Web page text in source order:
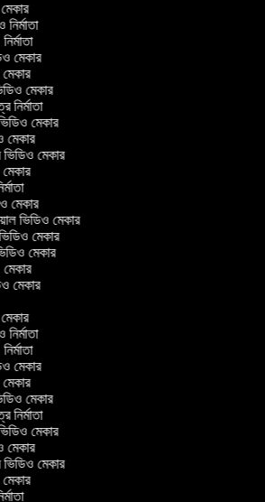
নির্মাতা
মেকার
মেকার
মেকার
নির্মাতা
মেকার
মেকার
ভিডিও মেকার
মেকার
মেকার
ভিডিও মেকার
মেকার
মেকার
মেকার
মেকার
নির্মাতা
মেকার
মেকার
মেকার
নির্মাতা
মেকার
মেকার
ভিডিও মেকার
মেকার